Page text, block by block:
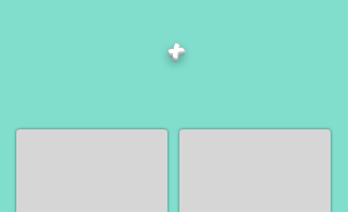
+